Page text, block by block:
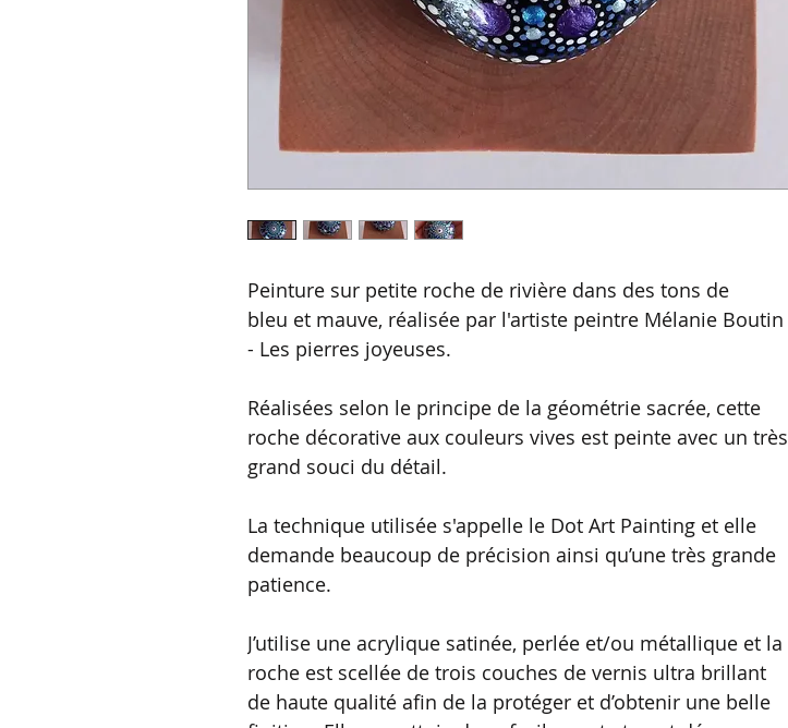
Peinture sur petite roche de rivière dans des tons de
bleu et mauve, réalisée par l'artiste peintre Mélanie Boutin
- Les pierres joyeuses.
Réalisées selon le principe de la géométrie sacrée, cette
roche décorative aux couleurs vives est peinte avec un très
grand souci du détail.
La technique utilisée s'appelle le Dot Art Painting et elle
demande beaucoup de précision ainsi qu’une très grande
patience.
J’utilise une acrylique satinée, perlée et/ou métallique et la
roche est scellée de trois couches de vernis ultra brillant
de haute qualité afin de la protéger et d’obtenir une belle